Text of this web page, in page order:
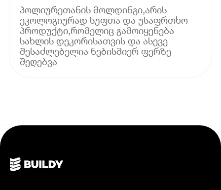
პოლიურეთანის მოლდინგი,არის
ეკოლოგიურად სუფთა და უსაფრთხო
პროდუქტი,რომელიც გამოიყენება
სახლის დეკორისათვის და ასევე
შესაძლებელია ნებისმიერ ფერზე
შეღებვა